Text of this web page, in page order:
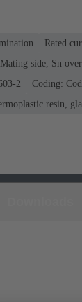
Rated
side, Sn
2
Coding:
resin,